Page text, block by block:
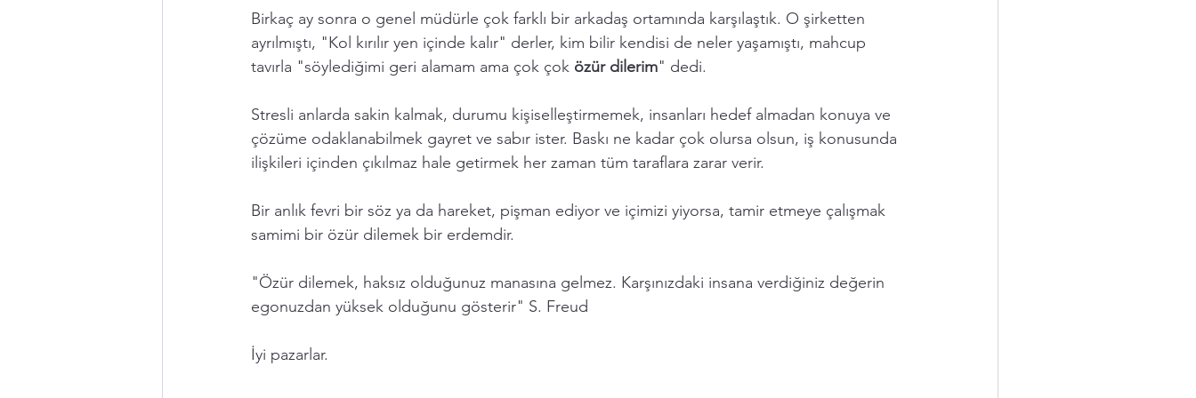
Birkaç ay sonra o genel müdürle çok farklı bir arkadaş ortamında karşılaştık. O şirketten
ayrılmıştı, "Kol kırılır yen içinde kalır" derler, kim bilir kendisi de neler yaşamıştı, mahcup
tavırla "söylediğimi geri alamam ama çok çok özür dilerim" dedi.
Stresli anlarda sakin kalmak, durumu kişiselleştirmemek, insanları hedef almadan konuya ve
çözüme odaklanabilmek gayret ve sabır ister. Baskı ne kadar çok olursa olsun, iş konusunda
ilişkileri içinden çıkılmaz hale getirmek her zaman tüm taraflara zarar verir.
Bir anlık fevri bir söz ya da hareket, pişman ediyor ve içimizi yiyorsa, tamir etmeye çalışmak
samimi bir özür dilemek bir erdemdir.
"Özür dilemek, haksız olduğunuz manasına gelmez. Karşınızdaki insana verdiğiniz değerin
egonuzdan yüksek olduğunu gösterir" S. Freud
İyi pazarlar.